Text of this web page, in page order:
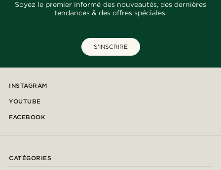
Soyez le premier informé des nouveautés, des dernières
tendances & des offres spéciales.
S'INSCRIRE
INSTAGRAM
YOUTUBE
FACEBOOK
CATÉGORIES